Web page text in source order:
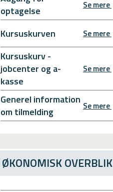
optagelse
Se mere
Kursuskurven Se mere
Kursuskurv -
jobcenter og a-
kasse
Se mere
Generel information
om tilmelding
Se mere
ØKONOMISK OVERBLIK